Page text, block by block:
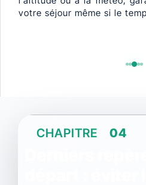
votre séjour même si le
CHAPITRE 04